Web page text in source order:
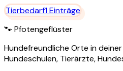
Tierbedarf1Einträge
🐾 Pfotengeflüster
Hundefreundliche Orte in
Hundeschulen, Tierärzte,